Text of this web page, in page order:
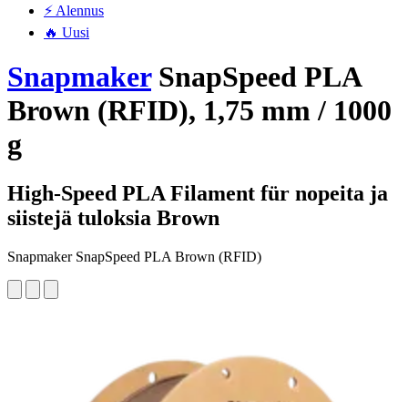
⚡ Alennus
🔥 Uusi
SnapmakerSnapSpeed PLA
Brown (RFID), 1,75 mm / 1000
g
High-Speed PLA Filament für nopeita ja
siistejä tuloksia Brown
Snapmaker SnapSpeed PLA Brown (RFID)